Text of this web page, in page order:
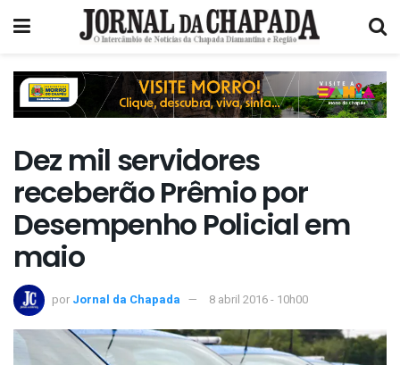
Dez mil servidores
receberão Prêmio por
Desempenho Policial em
maio
por Jornal da Chapada 8 abril 2016 - 10h00